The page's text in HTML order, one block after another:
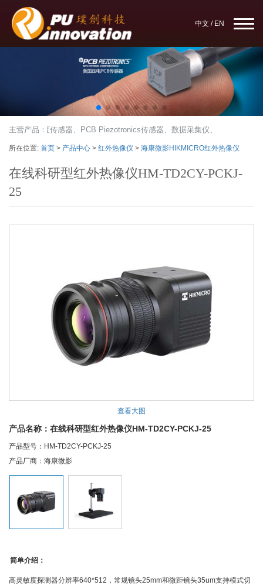
中文 / EN
主营产品：
度传感器、PCB Piezotronics传感器、数据采集仪、应力应变仪、紫外
所在位置: 首页 > 产品中心 > 红外热像仪 > 海康微影HIKMICRO红外热像仪
在线科研型红外热像仪HM-TD2CY-PCKJ-
25
查看大图
产品名称：在线科研型红外热像仪HM-TD2CY-PCKJ-25
产品型号：HM-TD2CY-PCKJ-25
产品厂商：海康微影
简单介绍：
高灵敏度探测器分辨率640*512，常规镜头25mm和微距镜头35um支持模式切